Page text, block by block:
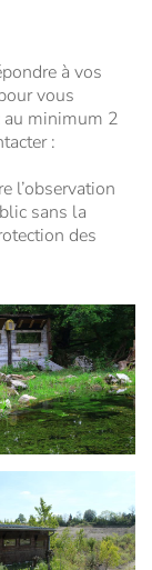
à vos
vous
au minimum 2
:
l’observation
sans la
des